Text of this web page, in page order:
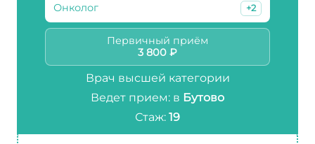
Онколог +2
Первичный приём
3 800 ₽
Врач высшей категории
Ведет прием: в Бутово
Стаж: 19